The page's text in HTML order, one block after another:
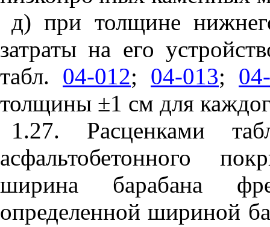
д) при толщине
затраты на его
табл. 04-012; 04-013;
толщины ±1 см для
1.27. Расценками
асфальтобетонного
ширина барабана
определенной шириной